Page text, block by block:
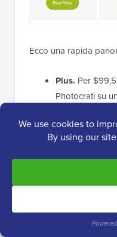
Ecco una rapida
Plus. Per
Photocrati su
un portfolio
desiderano
un negozio
in cui si
online.
Pro.Vuoi
prezzo di